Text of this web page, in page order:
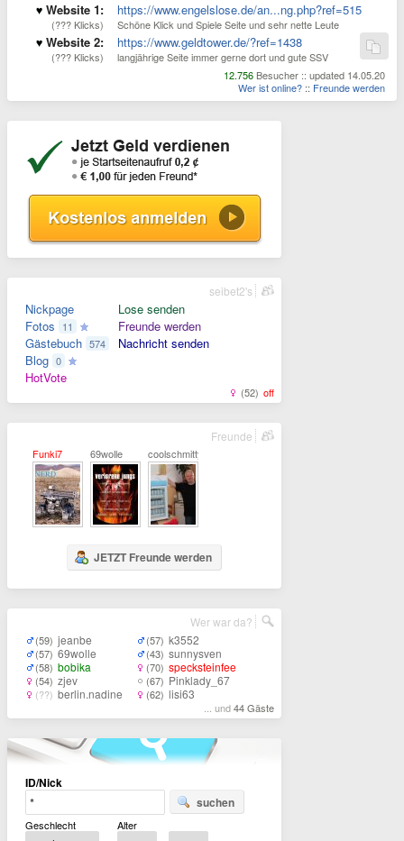
Website 1:
(??? Klicks)
https://www.engelslose.de/an...ng.php?ref=515
Schöne Klick und Spiele Seite und sehr nette Leute
Website 2:
(??? Klicks)
https://www.geldtower.de/?ref=1438
langjährige Seite immer gerne dort und gute SSV
12.756 Besucher :: updated 14.05.20
Wer ist online? :: Freunde werden
Nickpage
Fotos
11
Gästebuch 574
Blog 0
HotVote
Lose senden
Freunde werden
Nachricht senden
(52) off
seibet2's
Funki7 69wolle coolschmitty
JETZT Freunde werden
Freunde
(59) jeanbe
(57) 69wolle
(58) bobika
(54) zjev
(??) berlin.nadine
(57) k3552
(43) sunnysven
(70) specksteinfee
(67) Pinklady_67
(62) lisi63
... und44 Gäste
Wer war da?
ID/Nick
suchen
Geschlecht
Alter